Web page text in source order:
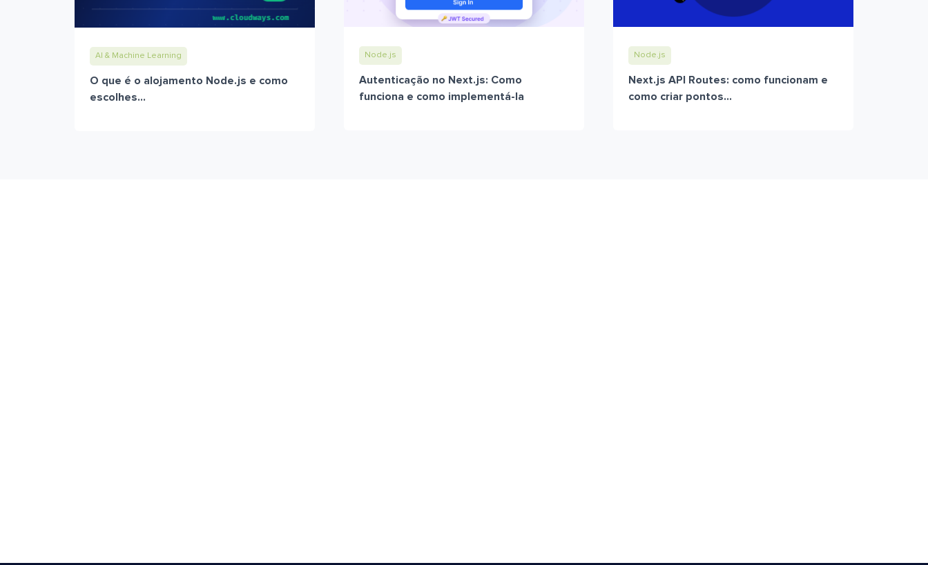
AI & Machine Learning
O que é o alojamento Node.js e como
escolhes...
Node.js
Autenticação no Next.js: Como
funciona e como implementá-la
Node.js
Next.js API Routes: como funcionam e
como criar pontos...